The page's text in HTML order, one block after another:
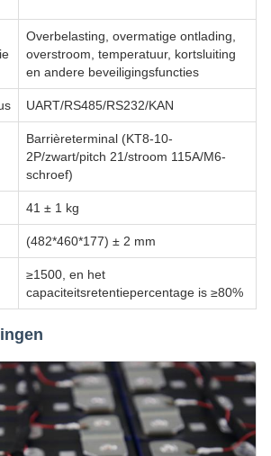
Overbelasting, overmatige ontlading,
overstroom, temperatuur, kortsluiting
en andere beveiligingsfuncties
UART/RS485/RS232/KAN
Barrièreterminal (KT8-10-
2P/zwart/pitch 21/stroom 115A/M6-
schroef)
41 ± 1 kg
(482*460*177) ± 2 mm
≥1500, en het
capaciteitsretentiepercentage is ≥80%